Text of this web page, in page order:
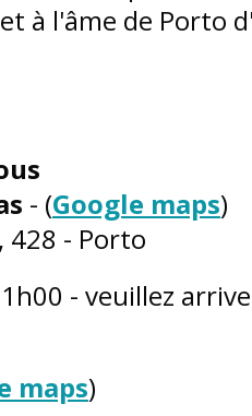
à l'âme de Porto
- (Google maps)
428 - Porto
- veuillez
maps)